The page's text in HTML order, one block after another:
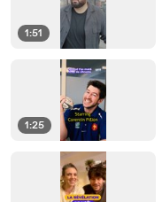
1:51
1:25